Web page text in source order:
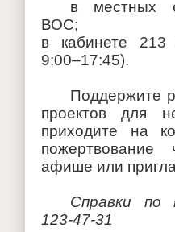
в местных
ВОС;
в кабинете
9:00–17:45).
Поддержите
проектов для
приходите на
афише или
Справки по
123-47-31